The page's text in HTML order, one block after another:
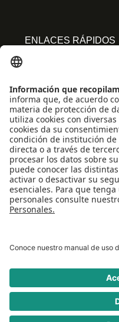
ENLACES RÁPIDOS
Convivencia y
Emergencias: Extensión
Eventos destacados
Mapa del Sitio
Multimedia
Noticias
Preguntas frecuentes
Reconocimiento como
Minjusticia.